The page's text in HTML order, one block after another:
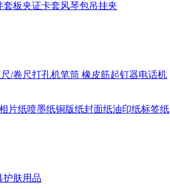
套板夹证卡套风琴包吊挂夹
/卷尺打孔机笔筒 橡皮筋起钉器电话机
片纸喷墨纸铜版纸封面纸油印纸标签纸
护肤用品